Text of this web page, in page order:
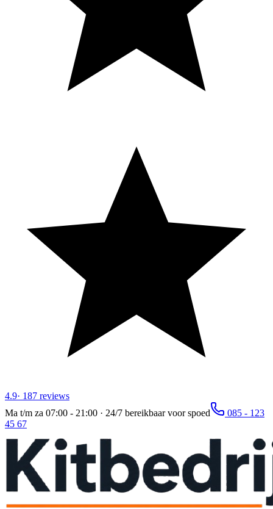
4.9· 187 reviews
Ma t/m za 07:00 - 21:00 · 24/7 bereikbaar voor spoed
085 - 123
45 67